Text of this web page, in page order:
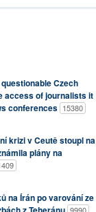
Czech
access of journalists it
conferences 15380
krizi v Ceutě stoupl na
plány na
na Írán po varování ze